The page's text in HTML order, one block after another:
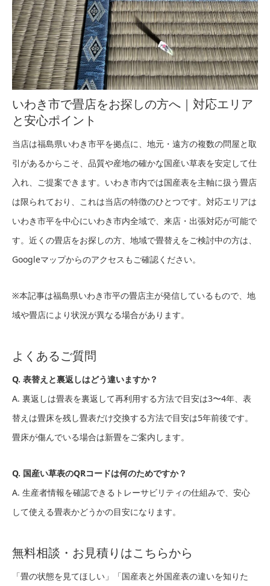
いわき市で畳店をお探しの方へ｜対応エリア
と安心ポイント
当店は福島県いわき市平を拠点に、地元・遠方の複数の問屋と取
引があるからこそ、品質や産地の確かな国産い草表を安定して仕
入れ、ご提案できます。いわき市内では国産表を主軸に扱う畳店
は限られており、これは当店の特徴のひとつです。対応エリアは
いわき市平を中心にいわき市内全域で、来店・出張対応が可能で
す。近くの畳店をお探しの方、地域で畳替えをご検討中の方は、
Googleマップからのアクセスもご確認ください。
※本記事は福島県いわき市平の畳店主が発信しているもので、地
域や畳店により状況が異なる場合があります。
よくあるご質問
Q. 表替えと裏返しはどう違いますか？
A. 裏返しは畳表を裏返して再利用する方法で目安は3〜4年、表
替えは畳床を残し畳表だけ交換する方法で目安は5年前後です。
畳床が傷んでいる場合は新畳をご案内します。
Q. 国産い草表のQRコードは何のためですか？
A. 生産者情報を確認できるトレーサビリティの仕組みで、安心
して使える畳表かどうかの目安になります。
無料相談・お見積りはこちらから
「畳の状態を見てほしい」「国産表と外国産表の違いを知りた